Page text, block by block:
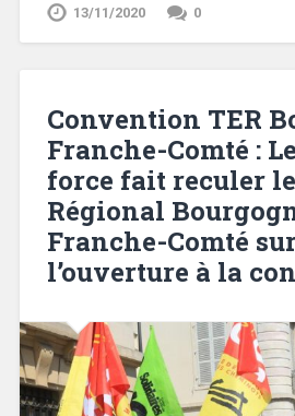
13/11/2020 0
Convention TER
Franche-Comté :
force fait reculer
Régional
Franche-Comté
l’ouverture à la